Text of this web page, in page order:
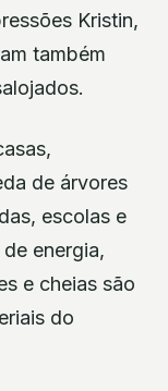
Kristin,
também
de árvores
escolas e
energia,
e cheias são
do